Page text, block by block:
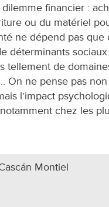
financier :
ou du matériel
ne dépend pas que
déterminants
tellement de
On ne pense pas
l’impact
chez les
Montiel